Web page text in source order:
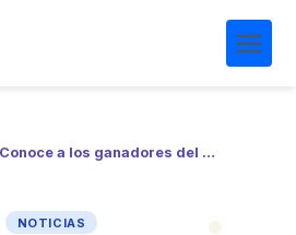
Conoce a los ganadores del 1° Fondo de microfinanciamiento WMCL
NOTICIAS